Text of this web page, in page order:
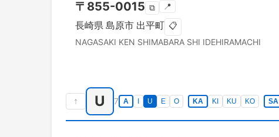
〒 855-0015 ⧉ 📍
長崎県 島原市 出平町 📋
NAGASAKI KEN SHIMABARA SHI IDEHIRAMACHI
↑ U 7 A U E O KA KI KU KO SA